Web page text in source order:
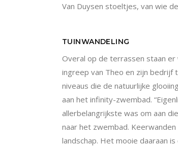
Van Duysen stoeltjes, van wie
TUINWANDELING
Overal op de terrassen staan
ingreep van Theo en zijn bedrijf
niveaus die de natuurlijke
aan het infinity-zwembad.
allerbelangrijkste was om aan
naar het zwembad.
landschap. Het mooie daaraan